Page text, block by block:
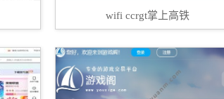
wifi ccrgt掌上高铁